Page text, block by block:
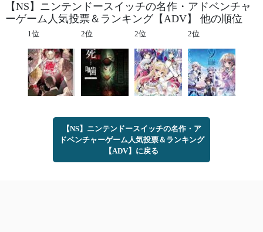
【NS】ニンテンドースイッチの名作・アドベンチャ
ーゲーム人気投票＆ランキング【ADV】 他の順位
1位 2位 2位 2位
【NS】ニンテンドースイッチの名作・ア
ドベンチャーゲーム人気投票＆ランキング
【ADV】に戻る